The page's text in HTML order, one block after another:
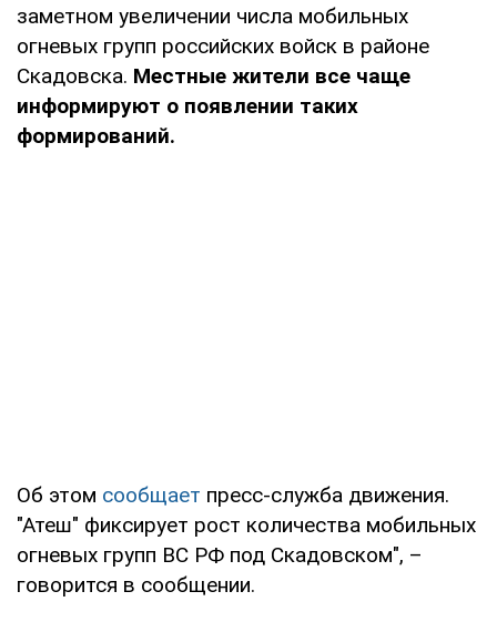
заметном увеличении числа мобильных
огневых групп российских войск в районе
Скадовска. Местные жители все чаще
информируют о появлении таких
формирований.
Об этом сообщает пресс-служба движения.
"Атеш" фиксирует рост количества мобильных
огневых групп ВС РФ под Скадовском", –
говорится в сообщении.